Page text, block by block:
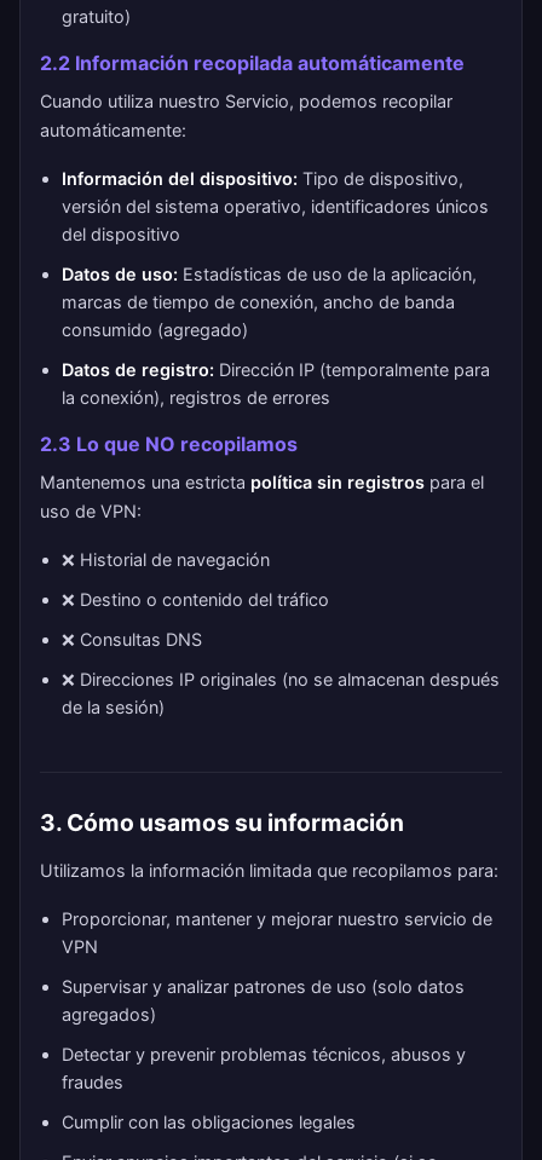
gratuito)
2.2 Información recopilada automáticamente
Cuando utiliza nuestro Servicio, podemos recopilar
automáticamente:
Información del dispositivo: Tipo de dispositivo,
versión del sistema operativo, identificadores únicos
del dispositivo
Datos de uso: Estadísticas de uso de la aplicación,
marcas de tiempo de conexión, ancho de banda
consumido (agregado)
Datos de registro: Dirección IP (temporalmente para
la conexión), registros de errores
2.3 Lo que NO recopilamos
Mantenemos una estricta política sin registros para el
uso de VPN:
❌ Historial de navegación
❌ Destino o contenido del tráfico
❌ Consultas DNS
❌ Direcciones IP originales (no se almacenan después
de la sesión)
3. Cómo usamos su información
Utilizamos la información limitada que recopilamos para:
Proporcionar, mantener y mejorar nuestro servicio de
VPN
Supervisar y analizar patrones de uso (solo datos
agregados)
Detectar y prevenir problemas técnicos, abusos y
fraudes
Cumplir con las obligaciones legales